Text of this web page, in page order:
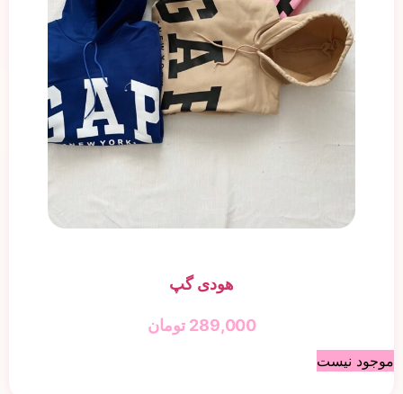
هودی گپ
289,000 تومان
موجود نیست